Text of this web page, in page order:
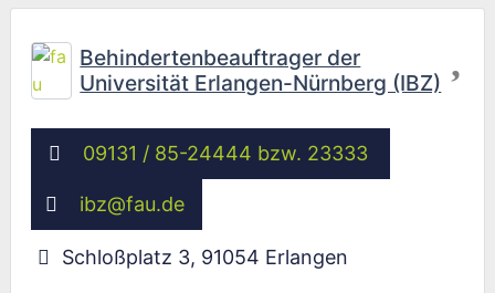
Behindertenbeauftrager der
Universität Erlangen-Nürnberg (IBZ)
09131 / 85-24444 bzw. 23333
ibz@fau.de
Schloßplatz 3, 91054 Erlangen